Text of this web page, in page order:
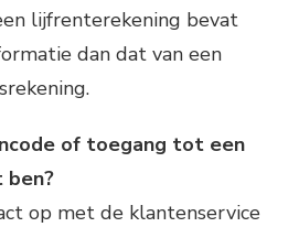
lijfrenterekening bevat
dan dat van een
of toegang tot een
ben?
op met de klantenservice